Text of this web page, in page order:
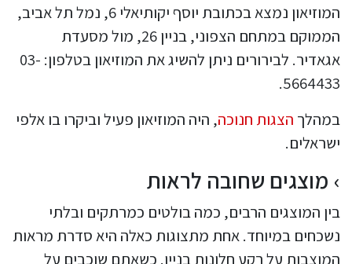
המוזיאון נמצא בכתובת יוסף יקותיאלי 6, נמל תל אביב,
הממוקם במתחם הצפוני, בניין 26, מול מסעדת
אגאדיר. לבירורים ניתן להשיג את המוזיאון בטלפון: 03-
5664433.
במהלך הצגות חנוכה, היה המוזיאון פעיל וביקרו בו אלפי
ישראלים.
מוצגים שחובה לראות
בין המוצגים הרבים, כמה בולטים כמרתקים ובלתי
נשכחים במיוחד. אחת מתצוגות כאלה היא סדרת מראות
המוצבות על רקע חלונות בניין. כשאתם שוכבים על